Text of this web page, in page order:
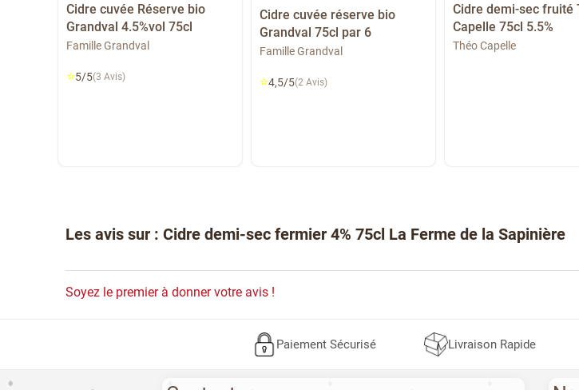
Cidre cuvée Réserve bio
Grandval 4.5%vol 75cl
Famille Grandval
⭐5/5(3 Avis)
Cidre cuvée réserve bio
Grandval 75cl par 6
Famille Grandval
⭐4,5/5(2 Avis)
Cidre demi-sec fruité
Capelle 75cl 5.5%
Théo Capelle
Les avis sur : Cidre demi-sec fermier 4% 75cl La Ferme de la Sapinière
Soyez le premier à donner votre avis !
Paiement Sécurisé Livraison Rapide